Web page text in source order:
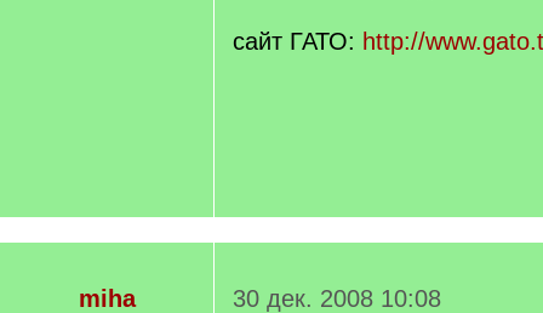
сайт ГАТО: http://
miha
30 дек. 2008 10:08